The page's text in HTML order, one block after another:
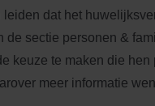
dat het
sectie personen &
keuze te maken die hen
meer informatie